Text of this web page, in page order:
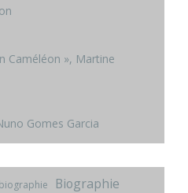
Caméléon », Martine
Gomes Garcia
Biographie